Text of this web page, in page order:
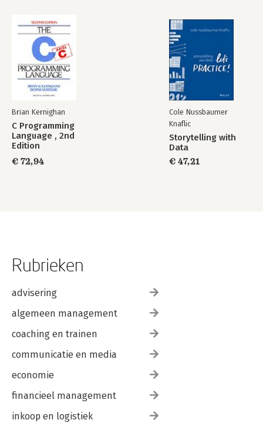
7.8 Opdracht
8. Je eigen leiderschap
8.1 Je eigen persoonlijkheid
8.2 Zelfkennis en zelfbewustzijn
8.3 Je vertrekpunten
8.4 Opdracht
Geraadpleegde literatuur
Brian Kernighan
C Programming
Language , 2nd
Edition
€ 72,94
Cole Nussbaumer
Knaflic
Storytelling with
Data
€ 47,21
Rubrieken
advisering
algemeen management
coaching en trainen
communicatie en media
economie
financieel management
inkoop en logistiek